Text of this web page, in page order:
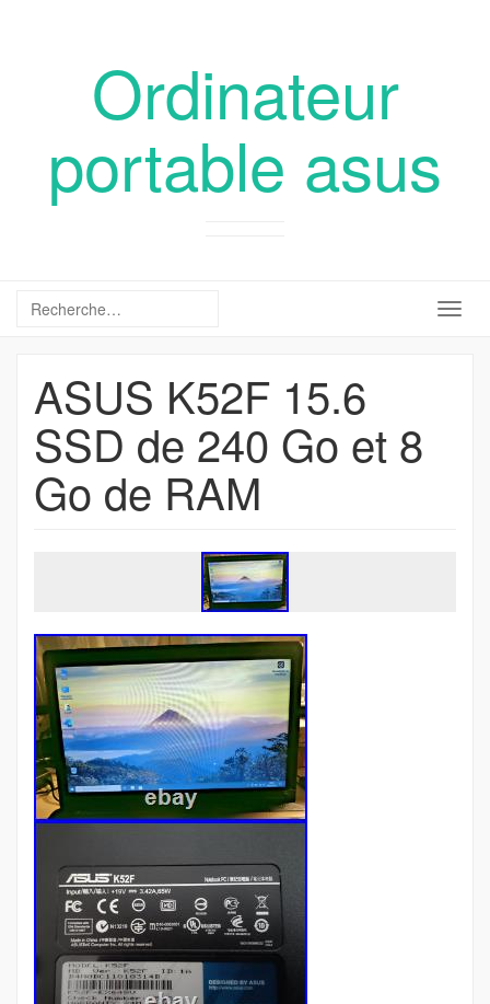
Ordinateur
portable asus
ASUS K52F 15.6
SSD de 240 Go et 8
Go de RAM